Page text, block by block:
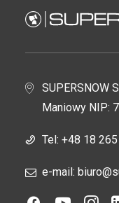
Tun de
Premiera 2025
SUPERSNOW
Maniowy NIP:
Tel: +48 18
e-mail: